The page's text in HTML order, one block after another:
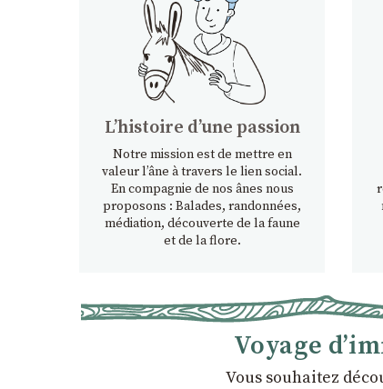
Lʼhistoire dʼune passion
Notre mission est de mettre en
valeur l’âne à travers le lien social.
En compagnie de nos ânes nous
proposons : Balades, randonnées,
médiation, découverte de la faune
et de la flore.
Voyage
Vous souhaitez